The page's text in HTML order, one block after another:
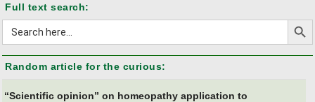
Full text search:
Search
for:
Search
Random article for the curious:
“Scientific opinion” on homeopathy application to